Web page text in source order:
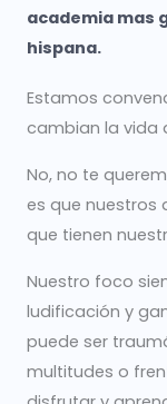
academia mas
hispana.
Estamos
cambian la vida
No, no te
es que nuestros
que tienen
Nuestro foco
ludificación y
puede ser
multitudes o